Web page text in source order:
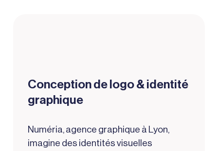
Conception de logo & identité
graphique
Numéria, agence graphique à Lyon
imagine des identités visuelles